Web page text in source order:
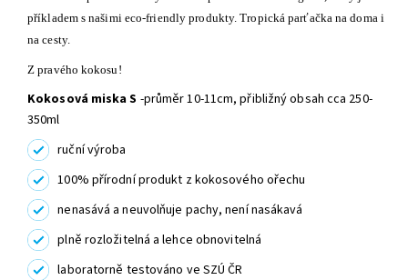
příkladem s našimi eco-friendly produkty. Tropická parťačka na doma i
na cesty.
Z pravého kokosu!
Kokosová miska S -průměr 10-11cm, přibližný obsah cca 250-
350ml
ruční výroba
100% přírodní produkt z kokosového ořechu
nenasává a neuvolňuje pachy, není nasákavá
plně rozložitelná a lehce obnovitelná
laboratorně testováno ve SZÚ ČR